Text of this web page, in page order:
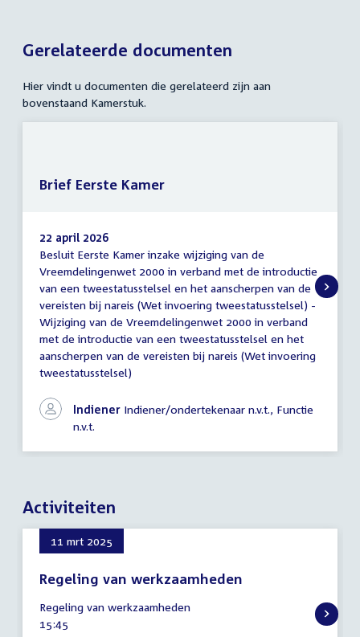
Gerelateerde documenten
Hier vindt u documenten die gerelateerd zijn aan
bovenstaand Kamerstuk.
Brief
Eerste
Kamer
22 april 2026
Besluit Eerste Kamer inzake wijziging van de
Vreemdelingenwet 2000 in verband met de introductie
van een tweestatusstelsel en het aanscherpen van de
vereisten bij nareis (Wet invoering tweestatusstelsel) -
Wijziging van de Vreemdelingenwet 2000 in verband
met de introductie van een tweestatusstelsel en het
aanscherpen van de vereisten bij nareis (Wet invoering
tweestatusstelsel)
Indiener Indiener/ondertekenaar n.v.t., Functie
n.v.t.
Brief Eerste Kamer
Activiteiten
11 mrt 2025
Regeling van werkzaamheden
maart
2025
Regeling van werkzaamheden
Tijd
15:45